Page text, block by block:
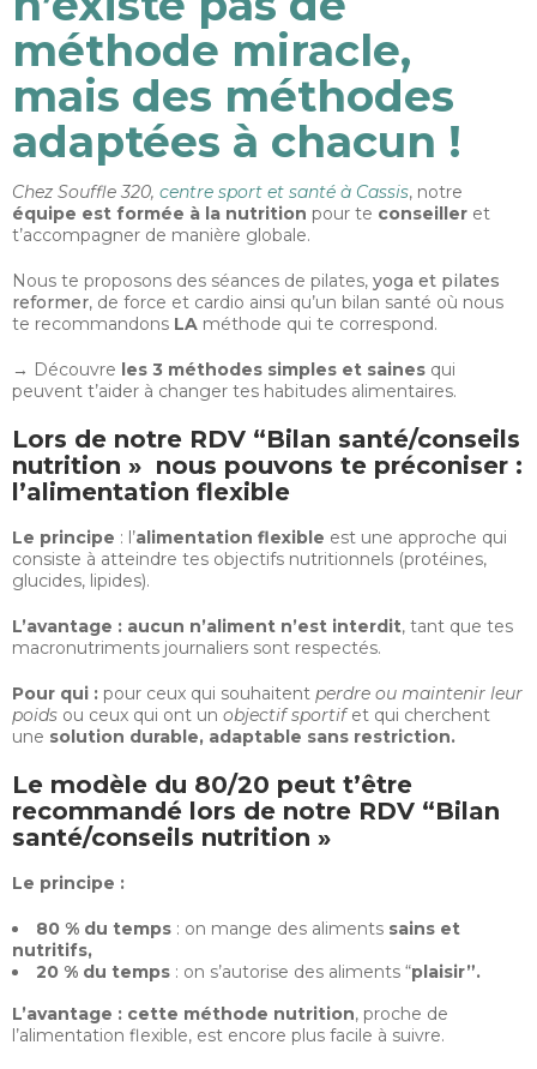
méthode miracle,
mais des méthodes
adaptées à chacun !
Chez Souffle 320, centre sport et santé à Cassis, notre
équipe est formée à la nutrition pour te conseiller et
t’accompagner de manière globale.
Nous te proposons des séances de pilates, yoga et pilates
reformer, de force et cardio ainsi qu’un bilan santé où nous
te recommandons LA méthode qui te correspond.
→ Découvre les 3 méthodes simples et saines qui
peuvent t’aider à changer tes habitudes alimentaires.
Lors de notre RDV “Bilan santé/conseils
nutrition » nous pouvons te préconiser :
l’alimentation flexible
Le principe : l’alimentation flexible est une approche qui
consiste à atteindre tes objectifs nutritionnels (protéines,
glucides, lipides).
L’avantage : aucun n’aliment n’est interdit, tant que tes
macronutriments journaliers sont respectés.
Pour qui : pour ceux qui souhaitent perdre ou maintenir leur
poids ou ceux qui ont un objectif sportifet qui cherchent
une solution durable, adaptable sans restriction.
Le modèle du 80/20 peut t’être
recommandé lors de notre RDV “Bilan
santé/conseils nutrition »
Le principe :
80 % du temps : on mange des aliments sains et
nutritifs,
20 % du temps : on s’autorise des aliments “plaisir”.
L’avantage : cette méthode nutrition, proche de
l’alimentation flexible, est encore plus facile à suivre.